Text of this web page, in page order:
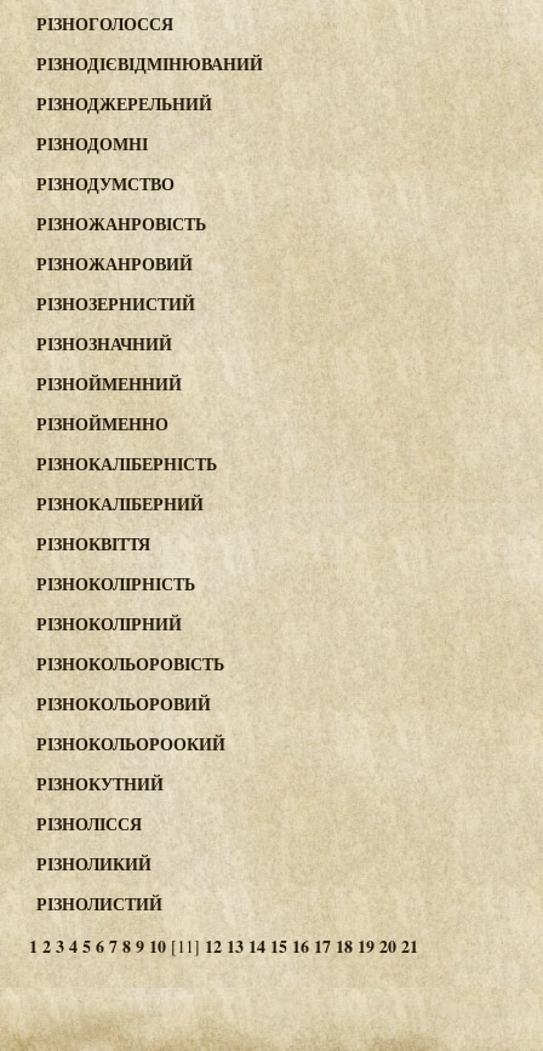
РІЗНОГОЛОССЯ
РІЗНОДІЄВІДМІНЮВАНИЙ
РІЗНОДЖЕРЕЛЬНИЙ
РІЗНОДОМНІ
РІЗНОДУМСТВО
РІЗНОЖАНРОВІСТЬ
РІЗНОЖАНРОВИЙ
РІЗНОЗЕРНИСТИЙ
РІЗНОЗНАЧНИЙ
РІЗНОЙМЕННИЙ
РІЗНОЙМЕННО
РІЗНОКАЛІБЕРНІСТЬ
РІЗНОКАЛІБЕРНИЙ
РІЗНОКВІТТЯ
РІЗНОКОЛІРНІСТЬ
РІЗНОКОЛІРНИЙ
РІЗНОКОЛЬОРОВІСТЬ
РІЗНОКОЛЬОРОВИЙ
РІЗНОКОЛЬОРООКИЙ
РІЗНОКУТНИЙ
РІЗНОЛІССЯ
РІЗНОЛИКИЙ
РІЗНОЛИСТИЙ
123456789 10 [11]12 1314 1516 17 18 192021